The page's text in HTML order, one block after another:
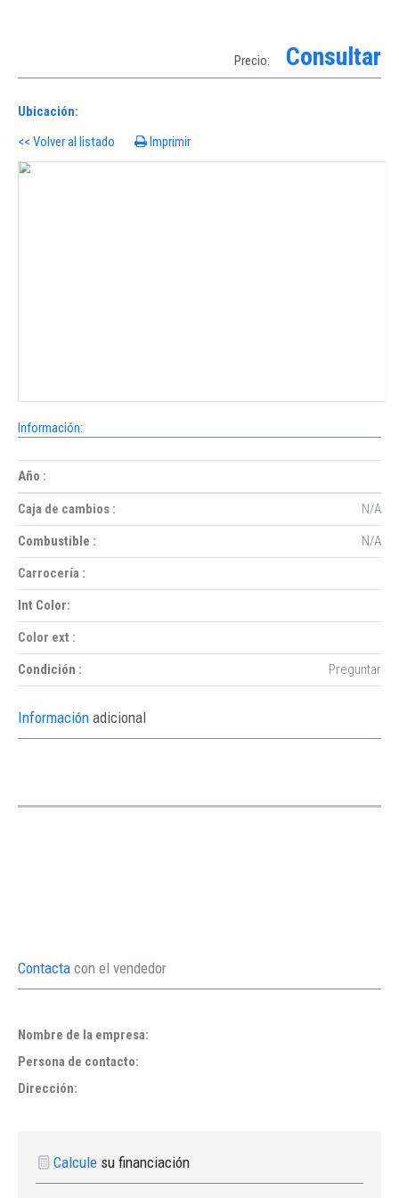
Precio: Consultar
Ubicación:
<< Volver al listado
Imprimir
Información:
Año :
Caja de cambios :
N/A
Combustible :
N/A
Carrocería :
Int Color:
Color ext :
Condición :
Preguntar
Información adicional
Contacta con el vendedor
Nombre de la empresa:
Persona de contacto:
Dirección:
Calcule su financiación